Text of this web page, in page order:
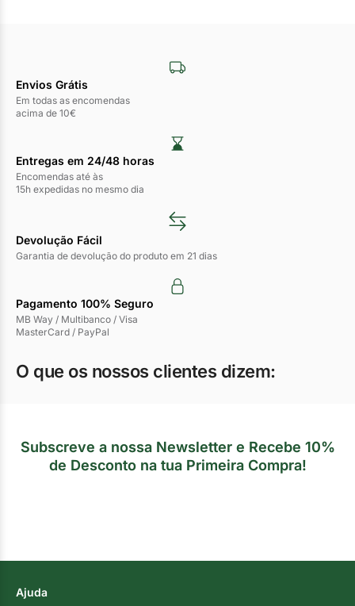
Envios Grátis
Em todas as encomendas
acima de 10€
Entregas em 24/48 horas​
Encomendas até às
15h expedidas no mesmo dia
Devolução Fácil
Garantia de devolução do produto em 21 dias
Pagamento 100% Seguro
MB Way / Multibanco / Visa
MasterCard / PayPal
O que os nossos clientes dizem:
Subscreve a nossa Newsletter e Recebe 10%
de Desconto na tua Primeira Compra!
Ajuda